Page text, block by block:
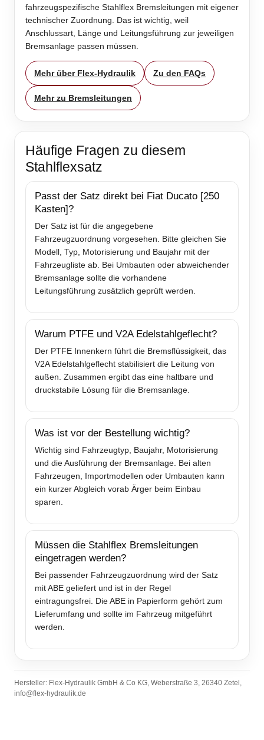
fahrzeugspezifische Stahlflex Bremsleitungen mit eigener
technischer Zuordnung. Das ist wichtig, weil
Anschlussart, Länge und Leitungsführung zur jeweiligen
Bremsanlage passen müssen.
Mehr über Flex-Hydraulik Zu den FAQs
Mehr zu Bremsleitungen
Häufige Fragen zu diesem
Stahlflexsatz
Passt der Satz direkt bei Fiat Ducato [250
Kasten]?
Der Satz ist für die angegebene
Fahrzeugzuordnung vorgesehen. Bitte gleichen Sie
Modell, Typ, Motorisierung und Baujahr mit der
Fahrzeugliste ab. Bei Umbauten oder abweichender
Bremsanlage sollte die vorhandene
Leitungsführung zusätzlich geprüft werden.
Warum PTFE und V2A Edelstahlgeflecht?
Der PTFE Innenkern führt die Bremsflüssigkeit, das
V2A Edelstahlgeflecht stabilisiert die Leitung von
außen. Zusammen ergibt das eine haltbare und
druckstabile Lösung für die Bremsanlage.
Was ist vor der Bestellung wichtig?
Wichtig sind Fahrzeugtyp, Baujahr, Motorisierung
und die Ausführung der Bremsanlage. Bei alten
Fahrzeugen, Importmodellen oder Umbauten kann
ein kurzer Abgleich vorab Ärger beim Einbau
sparen.
Müssen die Stahlflex Bremsleitungen
eingetragen werden?
Bei passender Fahrzeugzuordnung wird der Satz
mit ABE geliefert und ist in der Regel
eintragungsfrei. Die ABE in Papierform gehört zum
Lieferumfang und sollte im Fahrzeug mitgeführt
werden.
Hersteller: Flex-Hydraulik GmbH & Co KG, Weberstraße 3, 26340 Zetel,
info@flex-hydraulik.de